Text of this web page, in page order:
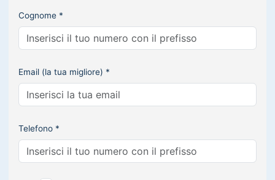
Cognome *
Email (la tua migliore) *
Telefono *